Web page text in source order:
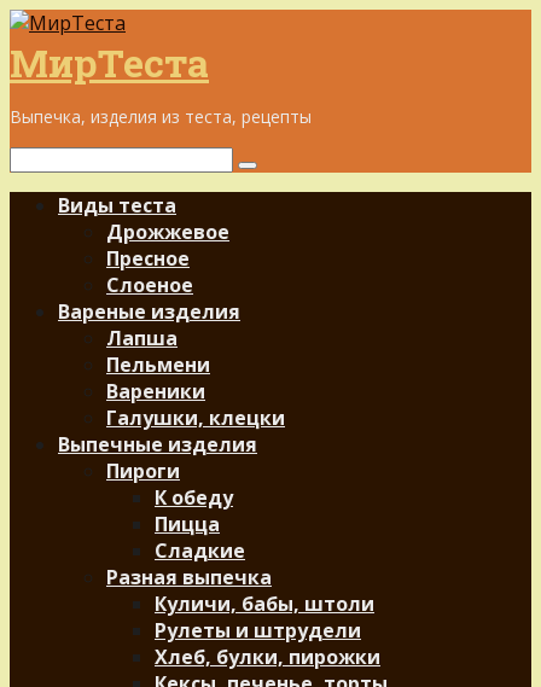
Перейти
к
контенту
МирТеста
Выпечка, изделия из теста, рецепты
Поиск:
Виды теста
Дрожжевое
Пресное
Слоеное
Вареные изделия
Лапша
Пельмени
Вареники
Галушки, клецки
Выпечные изделия
Пироги
К обеду
Пицца
Сладкие
Разная выпечка
Куличи, бабы, штоли
Рулеты и штрудели
Хлеб, булки, пирожки